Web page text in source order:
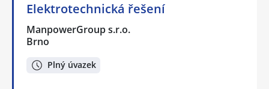
Elektrotechnická řešení
ManpowerGroup s.r.o.
Brno
Plný úvazek